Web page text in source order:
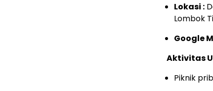
Lokasi :
Lombok
Google
Aktivitas
Piknik